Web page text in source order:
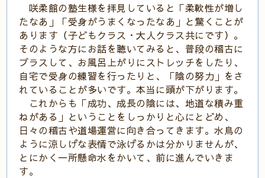
咲柔館の塾生様を拝見していると「柔軟性が増し
たなあ」「受身がうまくなったなあ」と驚くことが
あります（子どもクラス・大人クラス共にです）。
そのような方にお話を聴いてみると、普段の稽古に
プラスして、お風呂上がりにストレッチをしたり、
自宅で受身の練習を行ったりと、「陰の努力」をさ
れていることが多いです。本当に頭が下がります。
これからも「成功、成長の陰には、地道な積み重
ねがある」ということをしっかりと心にとどめ、
日々の稽古や道場運営に向き合ってきます。水鳥の
ように涼しげな表情で泳げるかは分かりませんが、
とにかく一所懸命水をかいて、前に進んでいきま
す。